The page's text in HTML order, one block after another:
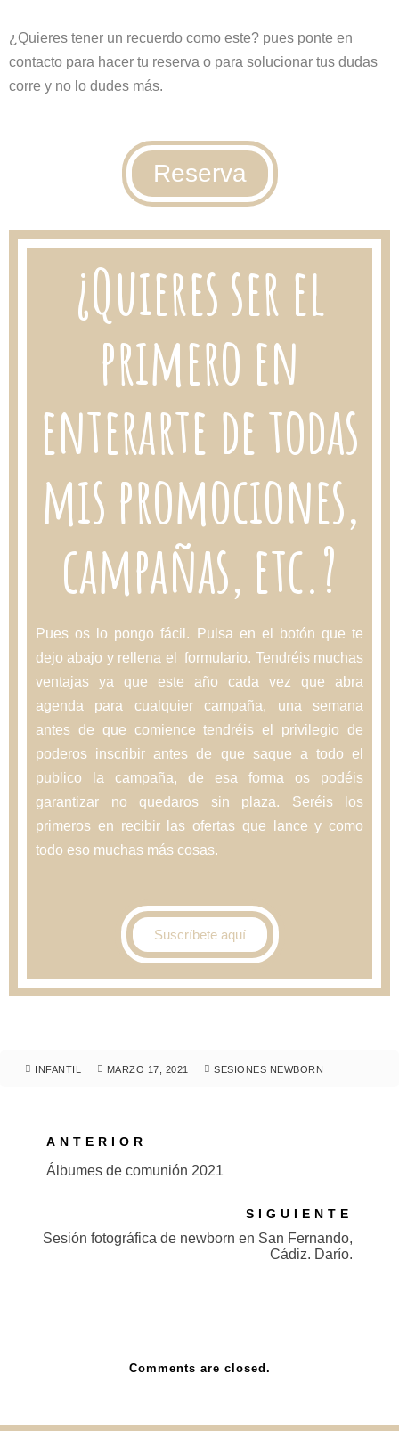
¿Quieres tener un recuerdo como este? pues ponte en
contacto para hacer tu reserva o para solucionar tus dudas
corre y no lo dudes más.
Reserva
¿Quieres ser el
primero en
enterarte de todas
mis promociones,
campañas, etc.?
Pues os lo pongo fácil. Pulsa en el botón que te
dejo abajo y rellena el formulario. Tendréis muchas
ventajas ya que este año cada vez que abra
agenda para cualquier campaña, una semana
antes de que comience tendréis el privilegio de
poderos inscribir antes de que saque a todo el
publico la campaña, de esa forma os podéis
garantizar no quedaros sin plaza. Seréis los
primeros en recibir las ofertas que lance y como
todo eso muchas más cosas.
Suscríbete aquí
INFANTIL MARZO 17, 2021 SESIONES NEWBORN
ANTERIOR
Álbumes de comunión 2021
SIGUIENTE
Sesión fotográfica de newborn en San Fernando,
Cádiz. Darío.
Comments are closed.